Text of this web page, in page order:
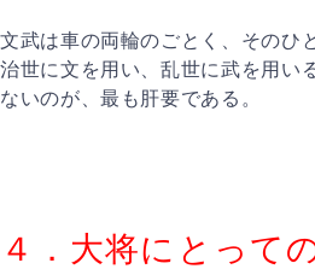
文武は車の両輪のごとく、そのひ
治世に文を用い、乱世に武を用い
ないのが、最も肝要である。
４．大将にとって